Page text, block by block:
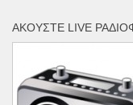
ΑΚΟΎΣΤΕ LIVE